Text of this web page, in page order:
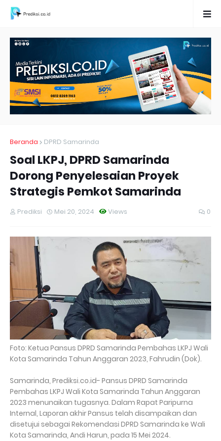
Beranda DPRD Samarinda
Soal LKPJ, DPRD Samarinda
Dorong Penyelesaian Proyek
Strategis Pemkot Samarinda
Prediksi Views
Mei 20, 2024 0
Foto: Ketua Pansus DPRD Samarinda Pembahas LKPJ Wali
Kota Samarinda Tahun Anggaran 2023, Fahrudin (Dok).
Samarinda, Prediksi.co.id- Pansus DPRD Samarinda
Pembahas LKPJ Wali Kota Samarinda Tahun Anggaran
2023 menunaikan tugasnya. Dalam Rapat Paripurna
Internal, Laporan akhir Pansus telah disampaikan dan
disetujui sebagai Rekomendasi DPRD Samarinda ke Wali
Kota Samarinda, Andi Harun, pada 15 Mei 2024.